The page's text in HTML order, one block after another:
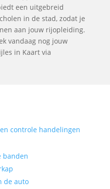
een uitgebreid
in de stad, zodat je
aan jouw rijopleiding.
vandaag nog jouw
in Kaart via
controle handelingen
banden
de auto